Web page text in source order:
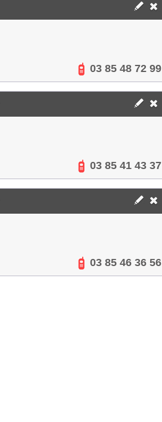
03 85 48 72 99
03 85 41 43 37
03 85 46 36 56